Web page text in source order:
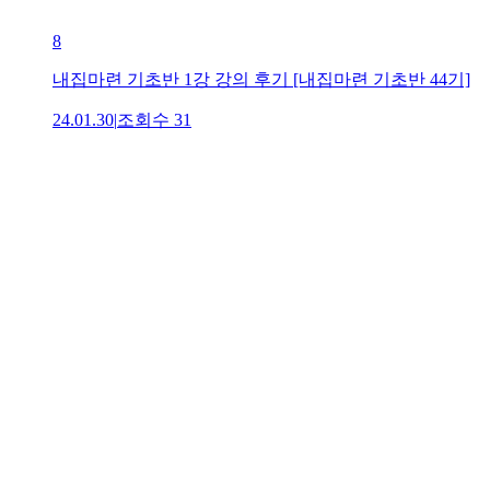
8
내집마련 기초반 1강 강의 후기 [내집마련 기초반 44기]
24.01.30|조회수 31